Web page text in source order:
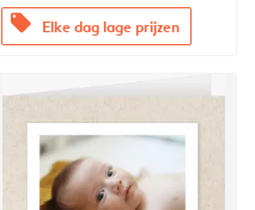
offers Elke dag lage prijzen